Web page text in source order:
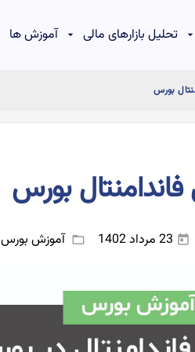
تحلیل بازارهای مالی آموزش ها
بورس
بورس
today
folder_open آموزش بورس